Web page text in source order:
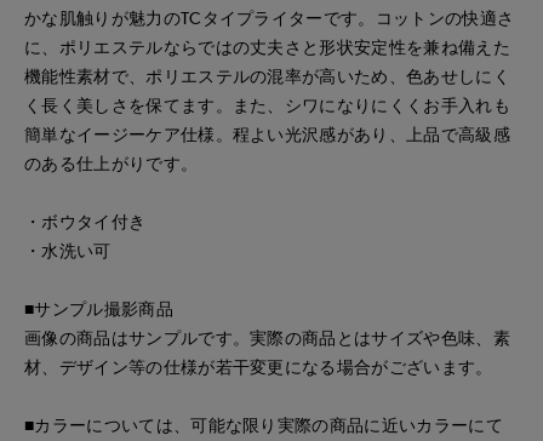
かな肌触りが魅力のTCタイプライターです。コットンの快適さ
に、ポリエステルならではの丈夫さと形状安定性を兼ね備えた
機能性素材で、ポリエステルの混率が高いため、色あせしにく
く長く美しさを保てます。また、シワになりにくくお手入れも
簡単なイージーケア仕様。程よい光沢感があり、上品で高級感
のある仕上がりです。
・ボウタイ付き
・水洗い可
■サンプル撮影商品
画像の商品はサンプルです。実際の商品とはサイズや色味、素
材、デザイン等の仕様が若干変更になる場合がございます。
■カラーについては、可能な限り実際の商品に近いカラーにて